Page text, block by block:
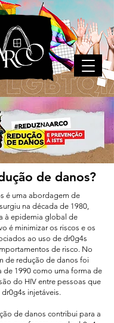
de danos?
é uma abordagem de
na década de 1980,
à epidemia global de
é minimizar os riscos e os
ao uso de dr0g4s
de risco. No
de redução de danos foi
de 1990 como uma forma de
do HIV entre pessoas que
injetáveis.
de danos contribui para a